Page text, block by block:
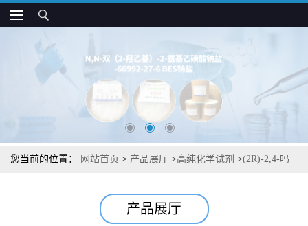
您当前的位置： 网站首页 > 产品展厅 >高纯化学试剂 >(2R)-2,4-吗
产品展厅